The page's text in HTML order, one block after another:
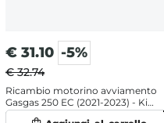
€ 31.10 -5%
€ 32.74
Ricambio motorino avviamento
Gasgas 250 EC (2021-2023) - Kit
revisione